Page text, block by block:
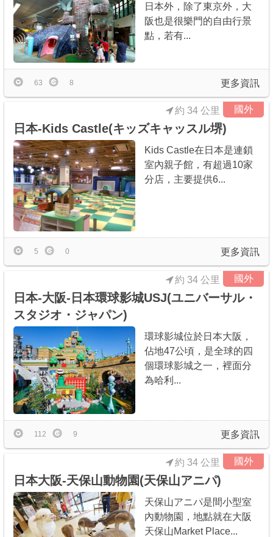
日本外，除了東京外，大
阪也是很樂門的自由行景
點，若有...
更多資訊
63 8
國外
日本-Kids Castle(キッズキャッスル堺)
約 34 公里
Kids Castle在日本是連鎖
室內親子館，有超過10家
分店，主要提供6...
更多資訊
5 0
國外
日本-大阪-日本環球影城USJ(ユニバーサル・
スタジオ・ジャパン)
約 34 公里
環球影城位於日本大阪，
佔地47公頃，是全球的四
個環球影城之一，裡面分
為哈利...
更多資訊
112 9
國外
日本大阪-天保山動物園(天保山アニパ)
約 34 公里
天保山アニパ是間小型室
內動物園，地點就在大阪
天保山Market Place...